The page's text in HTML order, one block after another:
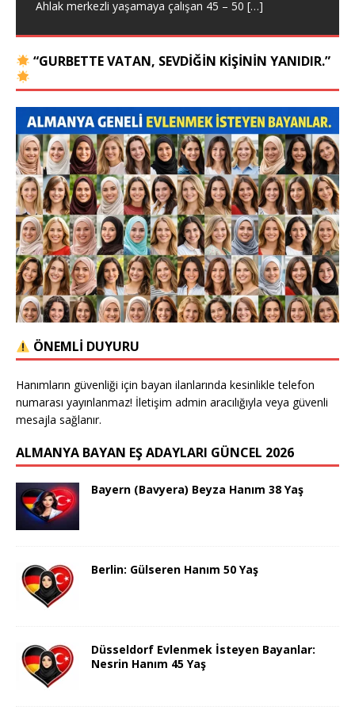
Ahlak merkezli yaşamaya çalışan 45 – 50 […]
“GURBETTE VATAN, SEVDIĞIN KIŞININ YANIDIR.”
ÖNEMLİ DUYURU
Hanımların güvenliği için bayan ilanlarında kesinlikle telefon
numarası yayınlanmaz! İletişim admin aracılığıyla veya güvenli
mesajla sağlanır.
ALMANYA BAYAN EŞ ADAYLARI GÜNCEL 2026
Bayern (Bavyera) Beyza Hanım 38 Yaş
Berlin: Gülseren Hanım 50 Yaş
Düsseldorf Evlenmek İsteyen Bayanlar:
Nesrin Hanım 45 Yaş